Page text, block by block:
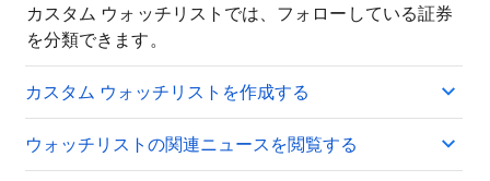
カスタム ウォッチリストでは、フォローしている証券
を分類できます。
カスタム ウォッチリストを作成する
ウォッチリストの関連ニュースを閲覧する